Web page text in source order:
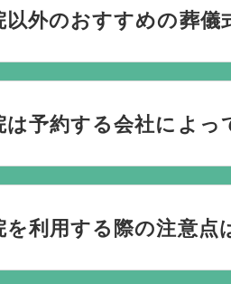
ことなく柔軟にご提案ができま
以外のおすすめの葬
でご葬儀を行う自宅葬を選ばれ
は予約する会社によ
を利用する際の注意点